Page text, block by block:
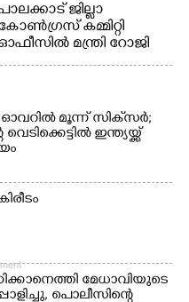
ജില്ലാ
കമ്മിറ്റി
മന്ത്രി റോജി
ജോണിന്
മൂന്ന് സിക്‌സർ;
ഇന്ത്യയ്ക്ക്
മേധാവിയുടെ
പൊലീസിന്റെ